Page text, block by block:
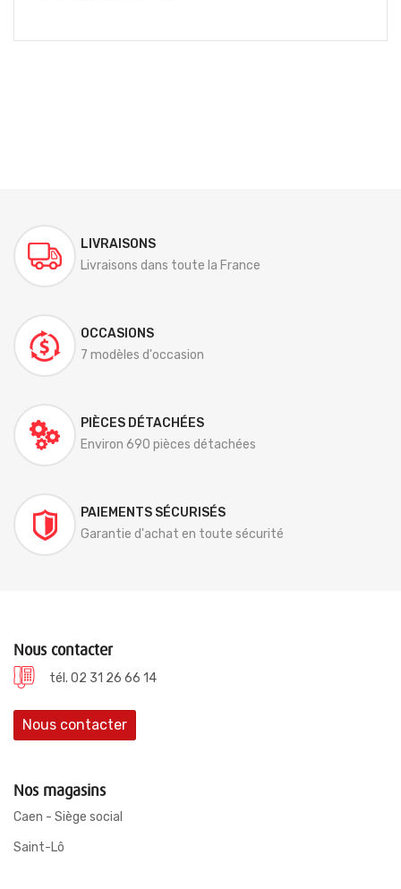
LIVRAISONS
Livraisons dans toute la France
OCCASIONS
7 modèles d'occasion
PIÈCES DÉTACHÉES
Environ 690 pièces détachées
PAIEMENTS SÉCURISÉS
Garantie d'achat en toute sécurité
Nous contacter
tél. 02 31 26 66 14
Nous contacter
Nos magasins
Caen - Siège social
Saint-Lô